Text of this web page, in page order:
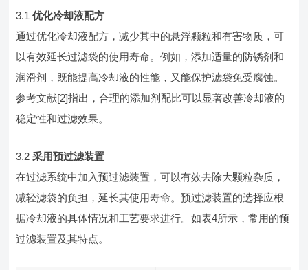
3.1优化冷却液配方
通过优化冷却液配方，减少其中的悬浮颗粒和有害物质，可
以有效延长过滤袋的使用寿命。例如，添加适量的防锈剂和
润滑剂，既能提高冷却液的性能，又能保护滤袋免受腐蚀。
参考文献[2]指出，合理的添加剂配比可以显著改善冷却液的
稳定性和过滤效果。
3.2采用预过滤装置
在过滤系统中加入预过滤装置，可以有效去除大颗粒杂质，
减轻滤袋的负担，延长其使用寿命。预过滤装置的选择应根
据冷却液的具体情况和工艺要求进行。如表4所示，常用的预
过滤装置及其特点。